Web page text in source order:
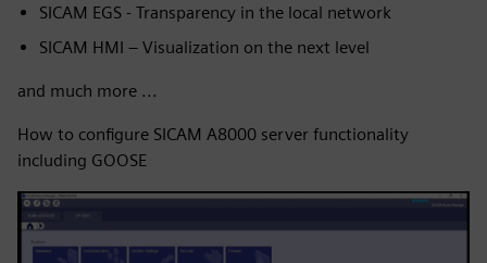
SICAM EGS - Transparency in the local network
SICAM HMI – Visualization on the next level
and much more ...
How to configure SICAM A8000 server functionality
including GOOSE